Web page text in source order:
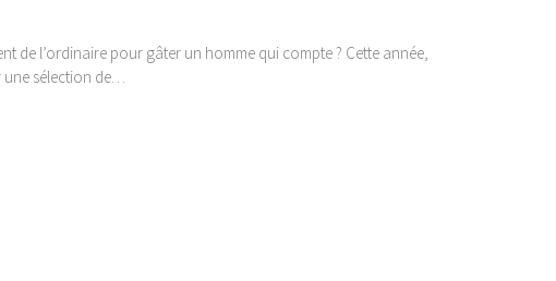
de l’ordinaire pour gâter un homme qui compte ? Cette année,
une sélection de…